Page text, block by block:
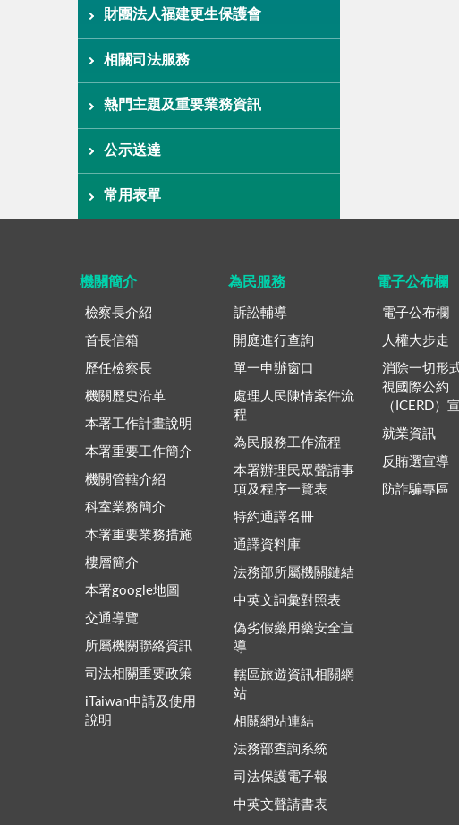
財團法人福建更生保護會
相關司法服務
熱門主題及重要業務資訊
公示送達
常用表單
機關簡介
檢察長介紹
首長信箱
歷任檢察長
機關歷史沿革
本署工作計畫說明
本署重要工作簡介
機關管轄介紹
科室業務簡介
本署重要業務措施
樓層簡介
本署google地圖
交通導覽
所屬機關聯絡資訊
司法相關重要政策
iTaiwan申請及使用
說明
為民服務
訴訟輔導
開庭進行查詢
單一申辦窗口
處理人民陳情案件流
程
為民服務工作流程
本署辦理民眾聲請事
項及程序一覽表
特約通譯名冊
通譯資料庫
法務部所屬機關鏈結
中英文詞彙對照表
偽劣假藥用藥安全宣
導
轄區旅遊資訊相關網
站
相關網站連結
法務部查詢系統
司法保護電子報
中英文聲請書表
電子公布欄
電子公布欄
人權大步走
消除一切形
視國際公約
（ICERD）
就業資訊
反賄選宣導
防詐騙專區